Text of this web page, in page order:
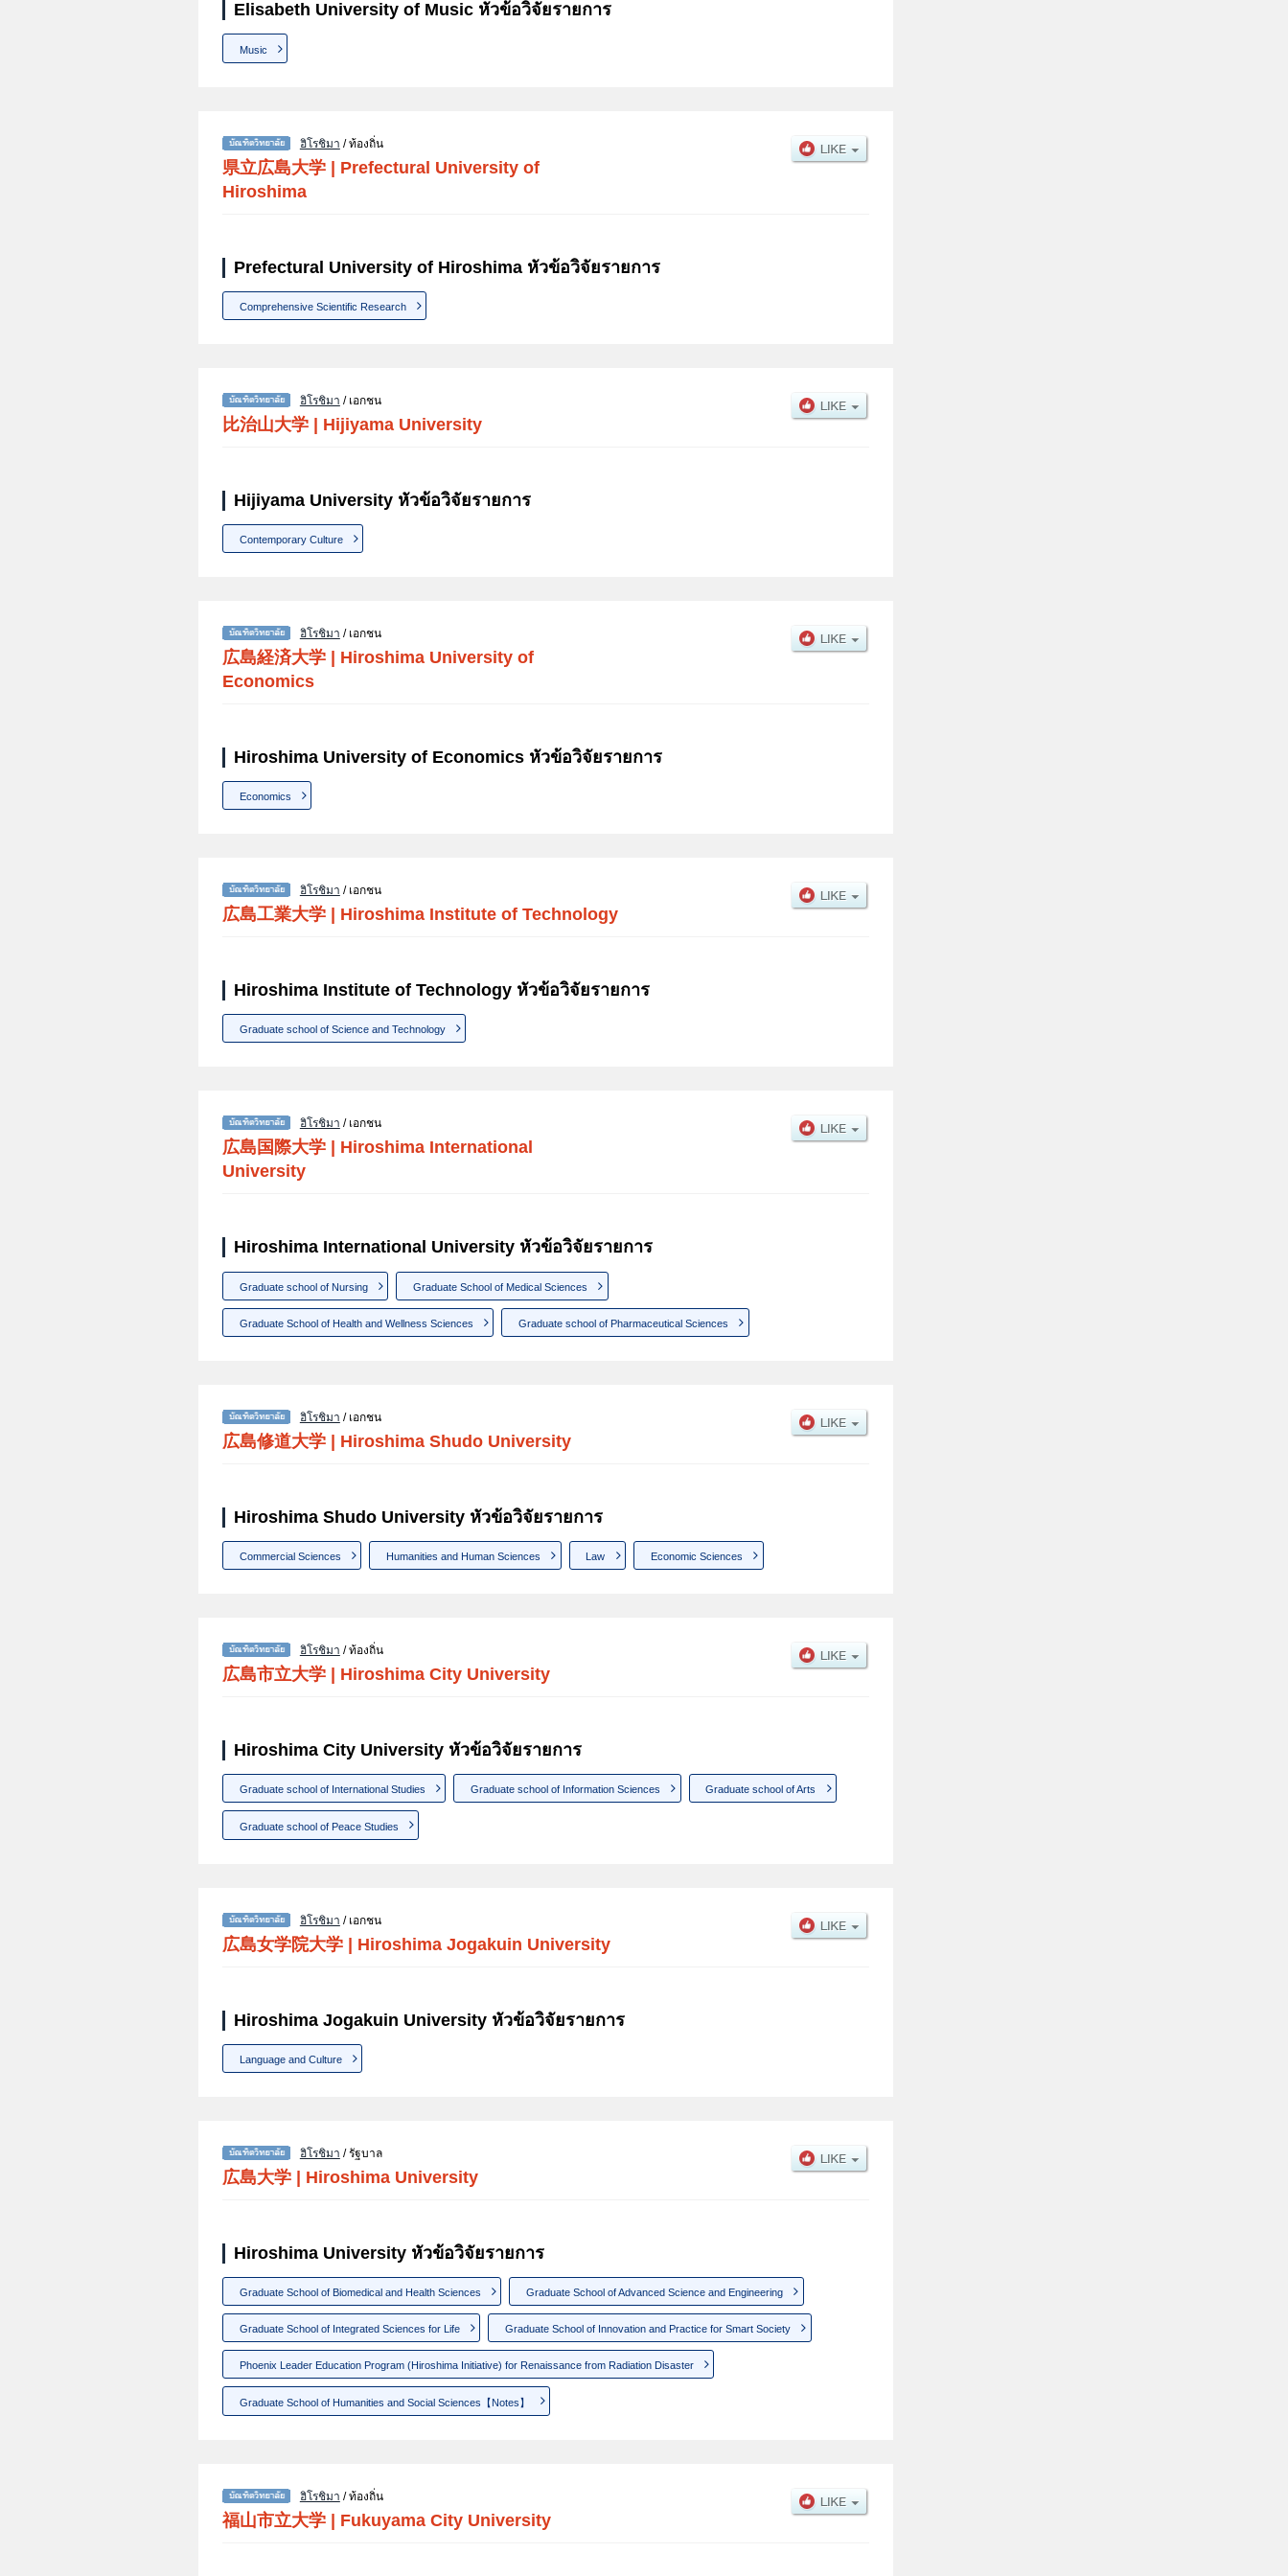
Elisabeth University of Music หัวข้อวิจัยรายการ
Music
ฮิโรชิมา / ท้องถิ่น
県立広島大学 | Prefectural University of
Hiroshima
Prefectural University of Hiroshima หัวข้อวิจัยรายการ
Comprehensive Scientific Research
ฮิโรชิมา / เอกชน
比治山大学 | Hijiyama University
Hijiyama University หัวข้อวิจัยรายการ
Contemporary Culture
ฮิโรชิมา / เอกชน
広島経済大学
Hiroshima University of
Economics
Hiroshima University of Economics หัวข้อวิจัยรายการ
Economics
ฮิโรชิมา / เอกชน
広島工業大学 Hiroshima Institute of Technology
Hiroshima Institute of Technology หัวข้อวิจัยรายการ
Graduate school of Science and Technology
ฮิโรชิมา / เอกชน
広島国際大学
Hiroshima International
University
Hiroshima International University หัวข้อวิจัยรายการ
Graduate school of Nursing Graduate School of Medical Sciences
Graduate School of Health and Wellness Sciences Graduate school of Pharmaceutical Sciences
ฮิโรชิมา / เอกชน
広島修道大学 | Hiroshima Shudo University
Hiroshima Shudo University หัวข้อวิจัยรายการ
Commercial Sciences Humanities and Human Sciences Law Economic Sciences
ฮิโรชิมา / ท้องถิ่น
広島市立大学 Hiroshima City University
Hiroshima City University หัวข้อวิจัยรายการ
Graduate school of International Studies Graduate school of Information Sciences Graduate school of Arts
Graduate school of Peace Studies
ฮิโรชิมา / เอกชน
広島女学院大学 | Hiroshima Jogakuin University
Hiroshima Jogakuin University หัวข้อวิจัยรายการ
Language and Culture
ฮิโรชิมา / รัฐบาล
広島大学 | Hiroshima University
Hiroshima University หัวข้อวิจัยรายการ
Graduate School of Biomedical and Health Sciences Graduate School of Advanced Science and Engineering
Graduate School of Integrated Sciences for Life Graduate School of Innovation and Practice for Smart Society
Phoenix Leader Education Program (Hiroshima Initiative) for Renaissance from Radiation Disaster
Graduate School of Humanities and Social Sciences【Notes】
ฮิโรชิมา / ท้องถิ่น
福山市立大学 | Fukuyama City University